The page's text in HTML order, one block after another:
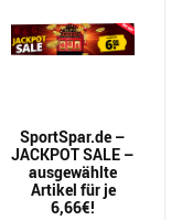
SportSpar.de –
JACKPOT SALE –
ausgewählte
Artikel für je
6,66€!